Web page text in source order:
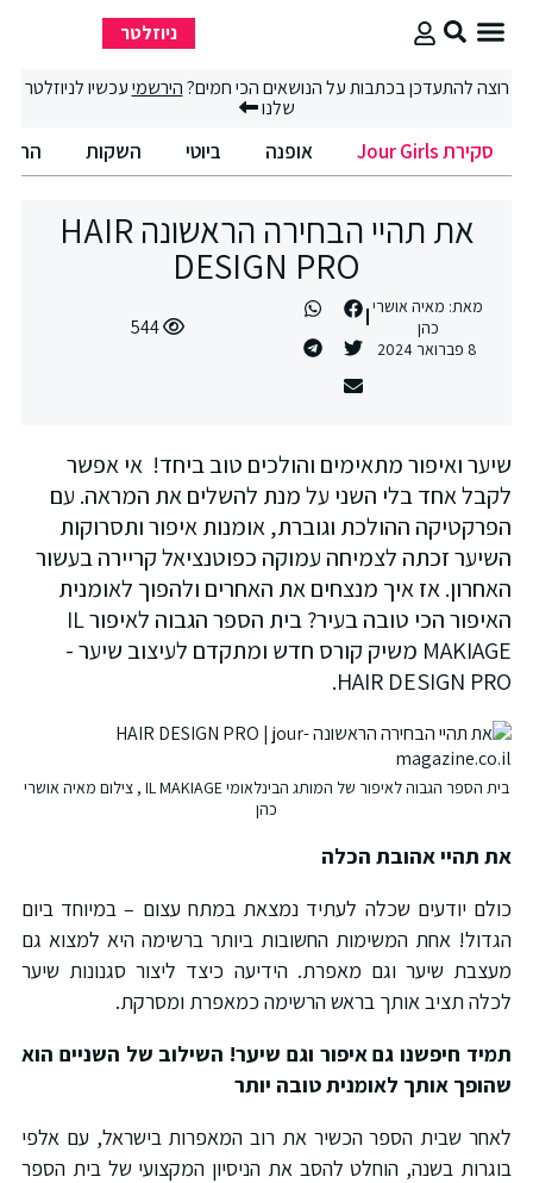
ניוזלטר
להתעדכן בכתבות על הנושאים הכי חמים?הירשמיעכשיו לניוזלטר
שלנו
סקירת Jour Girls אופנה ביוטי השקות החיים
את תהיי הבחירה הראשונה HAIR
DESIGN PRO
מאת:מאיה אושרי
ואיפור מתאימים והולכים טוב ביחד! אי אפשר
אחד בלי השני על מנת להשלים את המראה. עם
ההולכת וגוברת, אומנות איפור ותסרוקות
זכתה לצמיחה עמוקה כפוטנציאל קריירה בעשור
אז איך מנצחים את האחרים ולהפוך לאומנית
האיפור הכי טובה בעיר? בית הספר הגבוה לאיפור IL
MAKIAGE משיק קורס חדש ומתקדם לעיצוב שיער -
HAIR DESIGN
בית הספר הגבוה לאיפור של המותג הבינלאומי IL MAKIAGE , צילום מאיה אושרי
תהיי אהובת הכלה
יודעים שכלה לעתיד נמצאת במתח עצום – במיוחד ביום
אחת המשימות החשובות ביותר ברשימה היא למצוא גם
שיער וגם מאפרת. הידיעה כיצד ליצור סגנונות שיער
תציב אותך בראש הרשימה כמאפרת ומסרקת.
חיפשנו גם איפור וגם שיער! השילוב של השניים הוא
אותך לאומנית טובה יותר
שבית הספר הכשיר את רוב המאפרות בישראל, עם אלפי
בשנה, הוחלט להסב את הניסיון המקצועי של בית הספר